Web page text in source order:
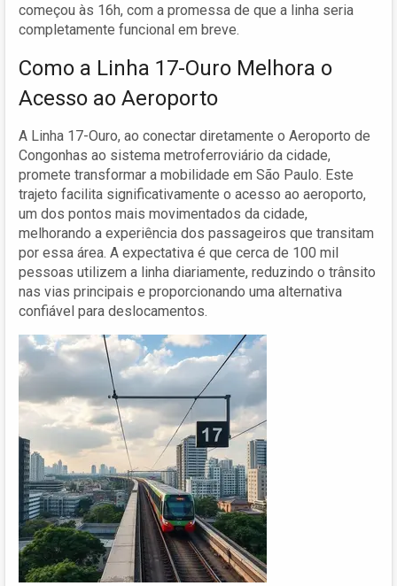
começou às 16h, com a promessa de que a linha seria
completamente funcional em breve.
Como a Linha 17-Ouro Melhora o
Acesso ao Aeroporto
A Linha 17-Ouro, ao conectar diretamente o Aeroporto de
Congonhas ao sistema metroferroviário da cidade,
promete transformar a mobilidade em São Paulo. Este
trajeto facilita significativamente o acesso ao aeroporto,
um dos pontos mais movimentados da cidade,
melhorando a experiência dos passageiros que transitam
por essa área. A expectativa é que cerca de 100 mil
pessoas utilizem a linha diariamente, reduzindo o trânsito
nas vias principais e proporcionando uma alternativa
confiável para deslocamentos.